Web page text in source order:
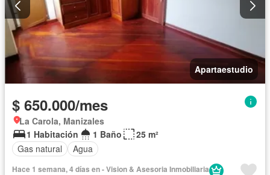
Apartaestudio
$ 650.000/mes
La Carola, Manizales
1 Habitación
1 Baño
25 m²
Gas natural
Agua
Hace 1 semana, 4 días en - Vision & Asesoria Inmobiliaria